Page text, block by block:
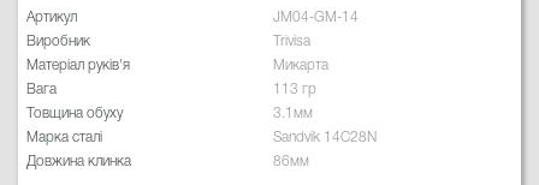
Артикул
JM04-GM-14
Виробник
Trivisa
Матеріал руків'я
Микарта
Вага
113 гр
Товщина обуху
3.1мм
Марка сталі
Sandvik 14C28N
Довжина клинка
86мм